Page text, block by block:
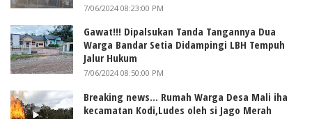
7/06/2024 08:23:00 PM
Gawat!!! Dipalsukan Tanda Tangannya Dua
Warga Bandar Setia Didampingi LBH Tempuh
Jalur Hukum
7/06/2024 08:50:00 PM
Breaking news... Rumah Warga Desa Mali iha
kecamatan Kodi,Ludes oleh si Jago Merah